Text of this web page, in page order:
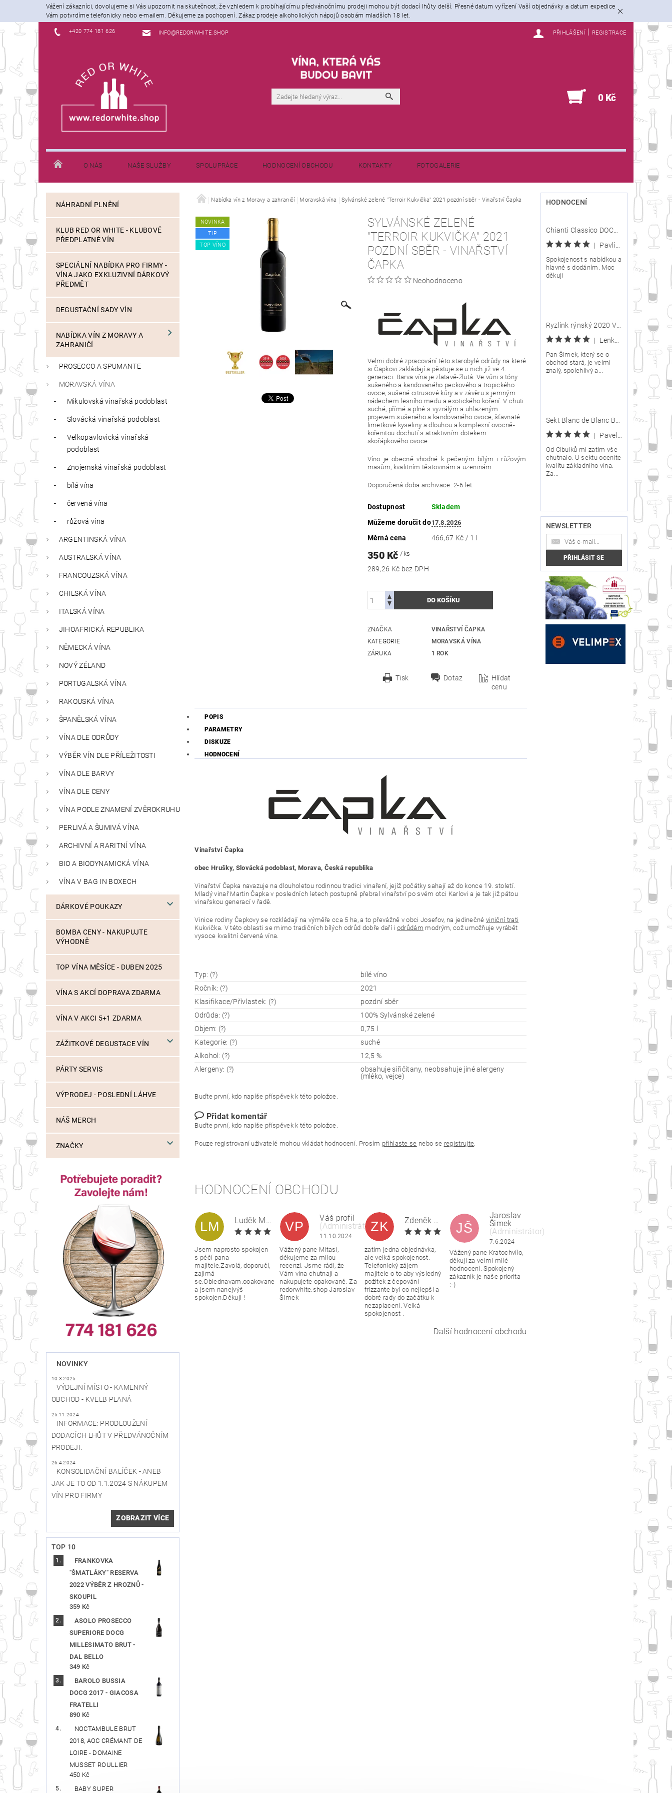
Vážení zákazníci, dovolujeme si Vás upozornit na skutečnost, že vzhledem k probíhajícímu předvánočnímu prodeji mohou být dodací lhůty delší. Přesné datum vyřízení Vaší objednávky a datum expedice
Vám potvrdíme telefonicky nebo e-mailem. Děkujeme za pochopení. Zákaz prodeje alkoholických nápojů osobám mladších 18 let.
+420 774 181 626 INFO@REDORWHITE.SHOP PŘIHLÁŠENÍ REGISTRACE
0 Kč
O NÁS NAŠE SLUŽBY SPOLUPRÁCE HODNOCENÍ OBCHODU KONTAKTY FOTOGALERIE
JAK NAKUPOVAT INFORMACE K DOPRAVĚ
NÁHRADNÍ PLNĚNÍ
KLUB RED OR WHITE - KLUBOVÉ
PŘEDPLATNÉ VÍN
SPECIÁLNÍ NABÍDKA PRO FIRMY -
VÍNA JAKO EXKLUZIVNÍ DÁRKOVÝ
PŘEDMĚT
DEGUSTAČNÍ SADY VÍN
NABÍDKA VÍN Z MORAVY A
ZAHRANIČÍ
PROSECCO A SPUMANTE
MORAVSKÁ VÍNA
Mikulovská vinařská podoblast
Slovácká vinařská podoblast
Velkopavlovická vinařská
podoblast
Znojemská vinařská podoblast
bílá vína
červená vína
růžová vína
ARGENTINSKÁ VÍNA
AUSTRALSKÁ VÍNA
FRANCOUZSKÁ VÍNA
CHILSKÁ VÍNA
ITALSKÁ VÍNA
JIHOAFRICKÁ REPUBLIKA
NĚMECKÁ VÍNA
NOVÝ ZÉLAND
PORTUGALSKÁ VÍNA
RAKOUSKÁ VÍNA
ŠPANĚLSKÁ VÍNA
VÍNA DLE ODRŮDY
VÝBĚR VÍN DLE PŘÍLEŽITOSTI
VÍNA DLE BARVY
VÍNA DLE CENY
VÍNA PODLE ZNAMENÍ ZVĚROKRUHU
PERLIVÁ A ŠUMIVÁ VÍNA
ARCHIVNÍ A RARITNÍ VÍNA
BIO A BIODYNAMICKÁ VÍNA
VÍNA V BAG IN BOXECH
DÁRKOVÉ POUKAZY
BOMBA CENY - NAKUPUJTE
VÝHODNĚ
TOP VÍNA MĚSÍCE - DUBEN 2025
VÍNA S AKCÍ DOPRAVA ZDARMA
VÍNA V AKCI 5+1 ZDARMA
ZÁŽITKOVÉ DEGUSTACE VÍN
PÁRTY SERVIS
VÝPRODEJ - POSLEDNÍ LÁHVE
NÁŠ MERCH
ZNAČKY
NOVINKY
10.3.2025
VÝDEJNÍ MÍSTO - KAMENNÝ
OBCHOD - KVELB PLANÁ
25.11.2024
INFORMACE: PRODLOUŽENÍ
DODACÍCH LHŮT V PŘEDVÁNOČNÍM
PRODEJI.
26.4.2024
KONSOLIDAČNÍ BALÍČEK - ANEB
JAK JE TO OD 1.1.2024 S NÁKUPEM
VÍN PRO FIRMY
ZOBRAZIT VÍCE
TOP 10
FRANKOVKA
"ŠMATLÁKY" RESERVA
2022 VÝBĚR Z HROZNŮ -
SKOUPIL
359 Kč
ASOLO PROSECCO
SUPERIORE DOCG
MILLESIMATO BRUT -
DAL BELLO
349 Kč
BAROLO BUSSIA
DOCG 2017 - GIACOSA
FRATELLI
890 Kč
NOCTAMBULE BRUT
2018, AOC CRÉMANT DE
LOIRE - DOMAINE
MUSSET ROULLIER
450 Kč
BABY SUPER
Nabídka vín z Moravy a zahraničí Moravská vína Sylvánské zelené "Terroir Kukvička" 2021 pozdní sběr - Vinařství Čapka
NOVINKA
TIP
TOP VÍNO
SYLVÁNSKÉ ZELENÉ
"TERROIR KUKVIČKA" 2021
POZDNÍ SBĚR - VINAŘSTVÍ
ČAPKA
Neohodnoceno
Velmi dobré zpracování této starobylé odrůdy na které
si Čapkovi zakládají a pěstuje se u nich již ve 4.
generaci. Barva vína je zlatavě-žlutá. Ve vůni s tóny
sušeného a kandovaného peckového a tropického
ovoce, sušené citrusové kůry a v závěru s jemným
nádechem lesního medu a exotického koření. V chuti
suché, přímé a plné s vyzrálým a uhlazeným
projevem sušeného a kandovaného ovoce, šťavnaté
limetkové kyseliny a dlouhou a komplexní ovocně-
kořenitou dochutí s atraktivním dotekem
skořápkového ovoce.
Víno je obecně vhodné k pečeným bílým i růžovým
masům, kvalitním těstovinám a uzeninám.
Doporučená doba archivace: 2-6 let.
Dostupnost
Skladem
Můžeme doručit do17.8.2026
Měrná cena 466,67 Kč / 1 l
350 Kč/ ks
289,26 Kč bez DPH
ZNAČKA
VINAŘSTVÍ ČAPKA
KATEGORIE
MORAVSKÁ VÍNA
ZÁRUKA
1 ROK
Tisk Dotaz
Hlídat
cenu
POPIS
PARAMETRY
DISKUZE
HODNOCENÍ
Vinařství Čapka
obec Hrušky, Slovácká podoblast, Morava, Česká republika
Vinařství Čapka navazuje na dlouholetou rodinnou tradici vinaření, jejíž počátky sahají až do konce 19. století.
Mladý vinař Martin Čapka v posledních letech postupně přebral vinařství po svém otci Karlovi a je tak již pátou
vinařskou generací v řadě.
Vinice rodiny Čapkovy se rozkládají na výměře cca 5 ha, a to převážně v obci Josefov, na jedinečnéviniční trati
Kukvička. V této oblasti se mimo tradičních bílých odrůd dobře daří i odrůdám modrým, což umožňuje vyrábět
vysoce kvalitní červená vína.
Typ: (?)
bílé víno
Ročník: (?)
2021
Klasifikace/Přívlastek: (?)
pozdní sběr
Odrůda: (?)
100% Sylvánské zelené
Objem: (?)
0,75 l
Kategorie: (?)
suché
Alkohol: (?)
12,5 %
Alergeny: (?)
obsahuje siřičitany, neobsahuje jiné alergeny
(mléko, vejce)
Buďte první, kdo napíše příspěvek k této položce.
Přidat komentář
Buďte první, kdo napíše příspěvek k této položce.
Pouze registrovaní uživatelé mohou vkládat hodnocení. Prosím přihlaste se nebo se registrujte
HODNOCENÍ OBCHODU
LM
Luděk Mitas
11.10.2024
Jsem naprosto spokojen
s péčí pana
majitele.Zavolá, doporučí,
zajímá
se.Obiednavam.ooakovane
a jsem nanejvýš
spokojen.Děkuji !
VP
Váš profil
(Administrátor)
11.10.2024
Vážený pane Mitasi,
děkujeme za milou
recenzi. Jsme rádi, že
Vám vína chutnají a
nakupujete opakovaně. Za
redorwhite.shop Jaroslav
Šimek
ZK
Zdeněk Kratochvíla
| 6.6.2024
zatím jedna objednávka,
ale velká spokojenost.
Telefonický zájem
majitele o to aby výsledný
požitek z čepování
frizzante byl co nejlepší a
dobré rady do začátku k
nezaplacení. Velká
spokojenost .
JŠ
Jaroslav
Šimek
(Administrátor)
7.6.2024
Vážený pane Kratochvílo,
děkuji za velmi milé
hodnocení. Spokojený
zákazník je naše priorita
:-)
Další hodnocení obchodu
HODNOCENÍ
Chianti Classico DOCG 2020 - Carpineto
|
Pavlína
Spokojenost s nabídkou a
hlavně s dodáním. Moc
děkuji
Ryzlink rýnský 2020 VOC Znojmo - Arte Vini posledních pár lahví
|
Lenka Kijová
Pan Šimek, který se o
obchod stará, je velmi
znalý, spolehlivý a...
Sekt Blanc de Blanc Brut Nature - Víno Cibulka
|
Pavel Ptáček
Od Cibulků mi zatím vše
chutnalo. U sektu oceníte
kvalitu základního vína.
Za...
NEWSLETTER